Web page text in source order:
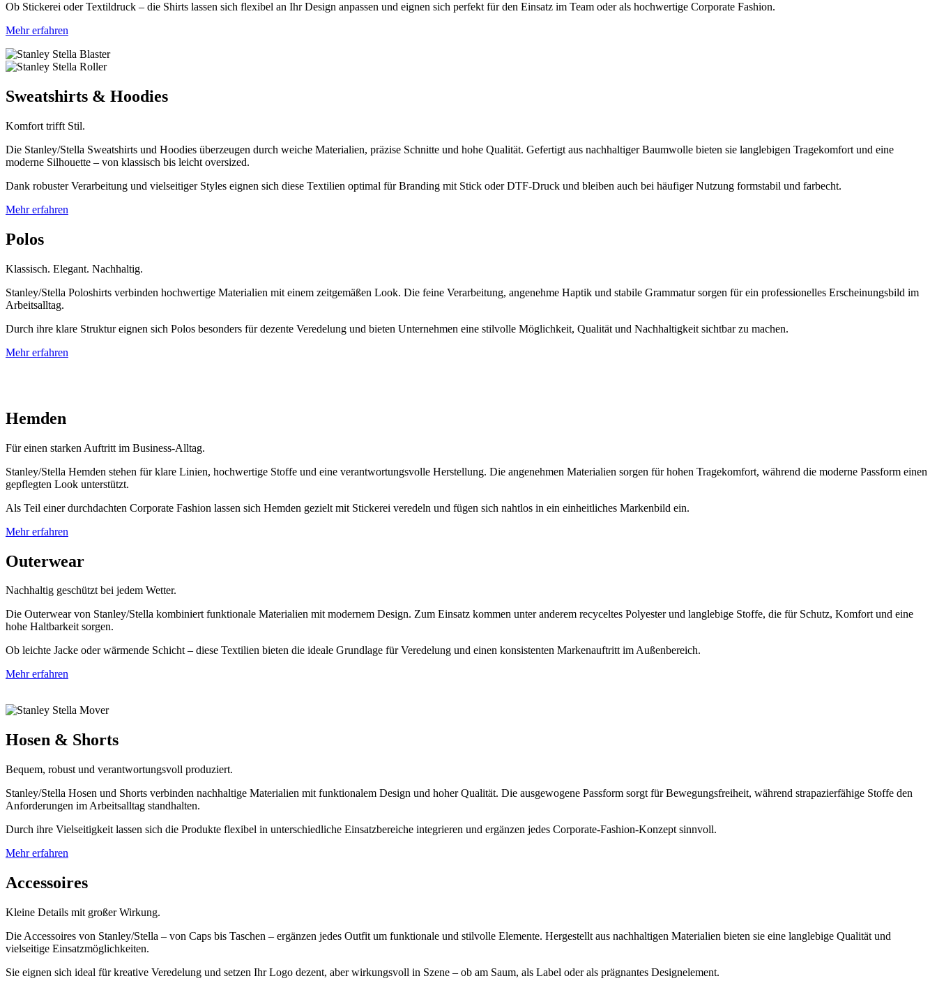
Ob Stickerei oder Textildruck – die Shirts lassen sich flexibel an Ihr Design anpassen und eignen sich perfekt für den Einsatz im Team oder als hochwertige Corporate Fashion.
Mehr erfahren
Sweatshirts & Hoodies
Komfort trifft Stil.
Die Stanley/Stella Sweatshirts und Hoodies überzeugen durch weiche Materialien, präzise Schnitte und hohe Qualität. Gefertigt aus nachhaltiger Baumwolle bieten sie langlebigen Tragekomfort und eine
moderne Silhouette – von klassisch bis leicht oversized.
Dank robuster Verarbeitung und vielseitiger Styles eignen sich diese Textilien optimal für Branding mit Stick oder DTF-Druck und bleiben auch bei häufiger Nutzung formstabil und farbecht.
Mehr erfahren
Polos
Klassisch. Elegant. Nachhaltig.
Stanley/Stella Poloshirts verbinden hochwertige Materialien mit einem zeitgemäßen Look. Die feine Verarbeitung, angenehme Haptik und stabile Grammatur sorgen für ein professionelles Erscheinungsbild im
Arbeitsalltag.
Durch ihre klare Struktur eignen sich Polos besonders für dezente Veredelung und bieten Unternehmen eine stilvolle Möglichkeit, Qualität und Nachhaltigkeit sichtbar zu machen.
Mehr erfahren
Hemden
Für einen starken Auftritt im Business-Alltag.
Stanley/Stella Hemden stehen für klare Linien, hochwertige Stoffe und eine verantwortungsvolle Herstellung. Die angenehmen Materialien sorgen für hohen Tragekomfort, während die moderne Passform einen
gepflegten Look unterstützt.
Als Teil einer durchdachten Corporate Fashion lassen sich Hemden gezielt mit Stickerei veredeln und fügen sich nahtlos in ein einheitliches Markenbild ein.
Mehr erfahren
Outerwear
Nachhaltig geschützt bei jedem Wetter.
Die Outerwear von Stanley/Stella kombiniert funktionale Materialien mit modernem Design. Zum Einsatz kommen unter anderem recyceltes Polyester und langlebige Stoffe, die für Schutz, Komfort und eine
hohe Haltbarkeit sorgen.
Ob leichte Jacke oder wärmende Schicht – diese Textilien bieten die ideale Grundlage für Veredelung und einen konsistenten Markenauftritt im Außenbereich.
Mehr erfahren
Hosen & Shorts
Bequem, robust und verantwortungsvoll produziert.
Stanley/Stella Hosen und Shorts verbinden nachhaltige Materialien mit funktionalem Design und hoher Qualität. Die ausgewogene Passform sorgt für Bewegungsfreiheit, während strapazierfähige Stoffe den
Anforderungen im Arbeitsalltag standhalten.
Durch ihre Vielseitigkeit lassen sich die Produkte flexibel in unterschiedliche Einsatzbereiche integrieren und ergänzen jedes Corporate-Fashion-Konzept sinnvoll.
Mehr erfahren
Accessoires
Kleine Details mit großer Wirkung.
Die Accessoires von Stanley/Stella – von Caps bis Taschen – ergänzen jedes Outfit um funktionale und stilvolle Elemente. Hergestellt aus nachhaltigen Materialien bieten sie eine langlebige Qualität und
vielseitige Einsatzmöglichkeiten.
Sie eignen sich ideal für kreative Veredelung und setzen Ihr Logo dezent, aber wirkungsvoll in Szene – ob am Saum, als Label oder als prägnantes Designelement.